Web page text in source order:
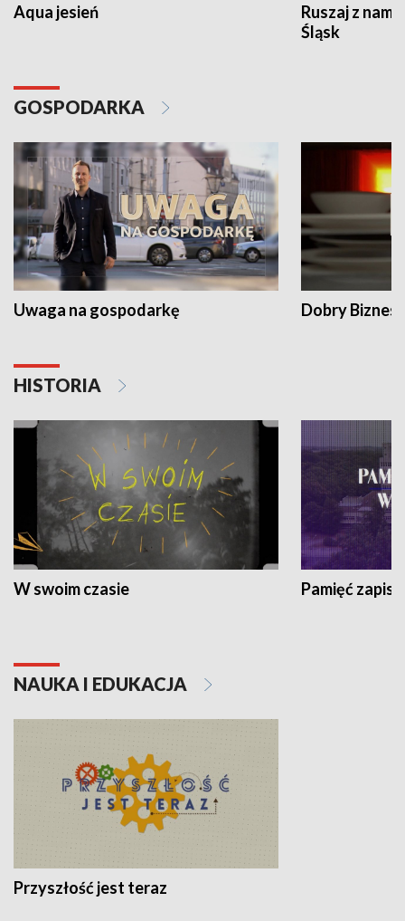
Aqua jesień
Ruszaj z
Śląsk
GOSPODARKA
Uwaga na gospodarkę Dobry Biznes
HISTORIA
W swoim czasie Pamięć
NAUKA I EDUKACJA
Przyszłość jest teraz